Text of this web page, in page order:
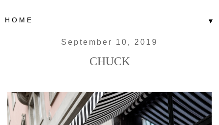
▼
September 10, 2019
CHUCK